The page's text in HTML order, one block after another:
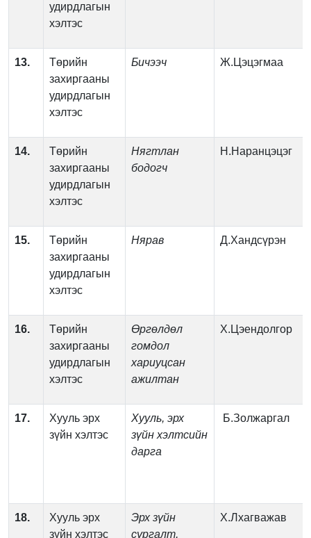
удирдлагын
хэлтэс
13.
Төрийн
захиргааны
удирдлагын
хэлтэс
Бичээч Ж.Цэцэгмаа
14.
Төрийн
захиргааны
удирдлагын
хэлтэс
Нягтлан
бодогч
H.Наранцэцэг
15.
Төрийн
захиргааны
удирдлагын
хэлтэс
Нярав Д.Хандсүрэн
16.
Төрийн
захиргааны
удирдлагын
хэлтэс
Өргөлдөл
гомдол
хариуцсан
ажилтан
Х.Цэендолгор
17.
Хууль эрх
зүйн хэлтэс
Хууль, эрх
зүйн хэлтсийн
дарга
Б.Золжаргал
18.
Хууль эрх
зүйн хэлтэс
Эрх зүйн
сургалт,
Х.Лхагважав